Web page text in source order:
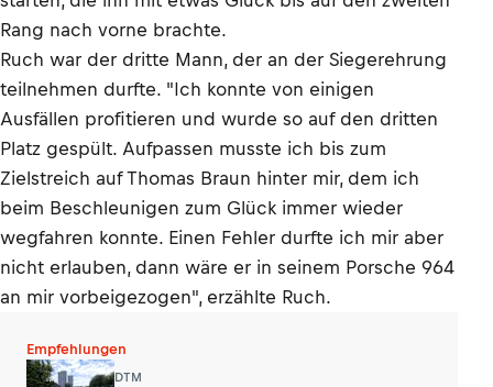
Rang nach vorne brachte.
Ruch war der dritte Mann, der an der Siegerehrung
teilnehmen durfte. "Ich konnte von einigen
Ausfällen profitieren und wurde so auf den dritten
Platz gespült. Aufpassen musste ich bis zum
Zielstreich auf Thomas Braun hinter mir, dem ich
beim Beschleunigen zum Glück immer wieder
wegfahren konnte. Einen Fehler durfte ich mir aber
nicht erlauben, dann wäre er in seinem Porsche 964
an mir vorbeigezogen", erzählte Ruch.
Empfehlungen
DTM